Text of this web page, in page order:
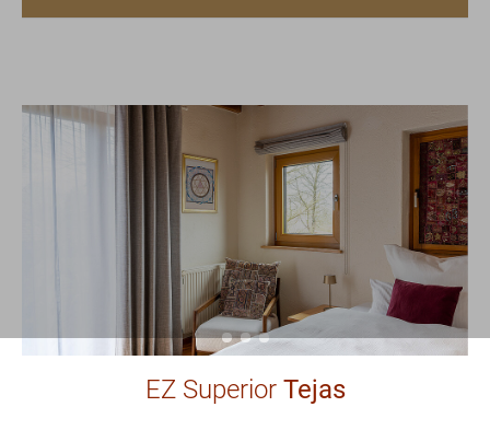
EZ Superior Tejas